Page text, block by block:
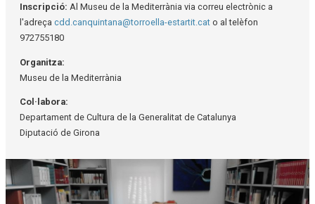
Inscripció: Al Museu de la Mediterrània via correu electrònic a
l'adreça cdd.canquintana@torroella-estartit.cat o al telèfon
972755180
Organitza:
Museu de la Mediterrània
Col·labora:
Departament de Cultura de la Generalitat de Catalunya
Diputació de Girona